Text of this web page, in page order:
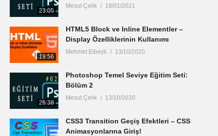
23:05
Mesut Çelik 19/01/2021
19:56
HTML5 Block ve Inline Elementler –
Display Özelliklerinin Kullanımı
Mehmet Elbeyli 13/10/2020
26:38
Photoshop Temel Seviye Eğitim Seti:
Bölüm 2
Mesut Çelik 13/10/2020
CSS3 Transition Geçiş Efektleri – CSS
Animasyonlarına Giriş!